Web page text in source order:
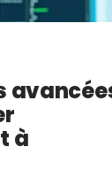
à